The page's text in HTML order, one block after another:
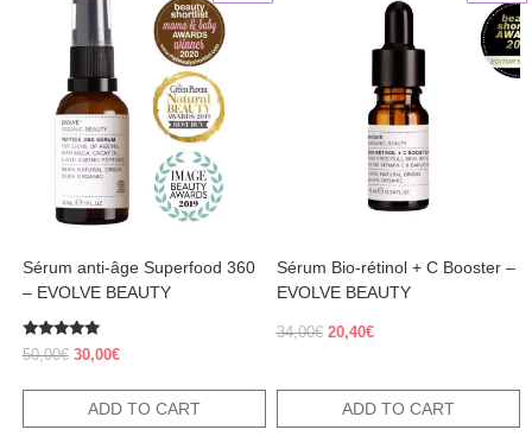
Sérum anti-âge Superfood 360
– EVOLVE BEAUTY
Rated
5.00
50,00€ Original
30,00€Current
ADD TO CART
Sérum Bio-rétinol + C Booster –
EVOLVE BEAUTY
34,00€ Original
20,40€Current
ADD TO CART